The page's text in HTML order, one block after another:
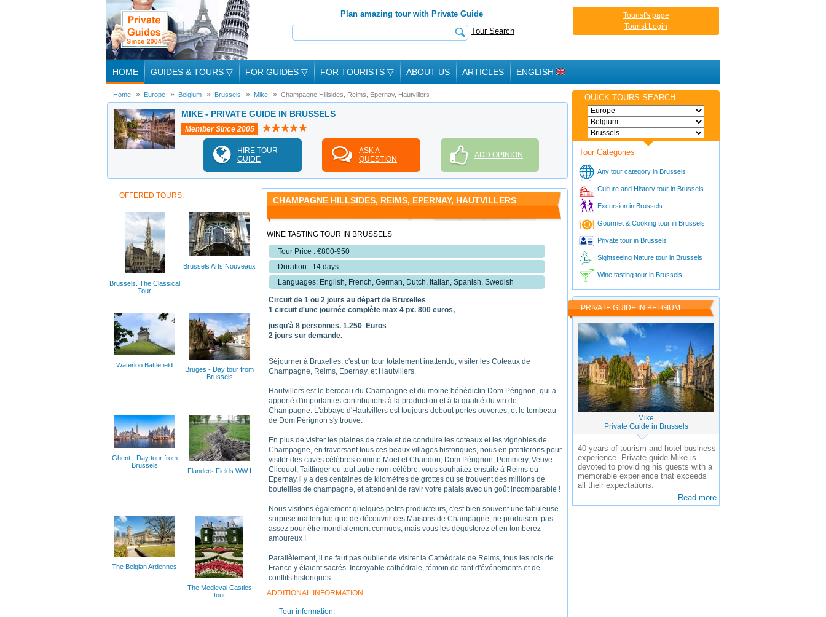
Plan amazing tour with Private Guide
Tour Search
Tourist's page
Tourist Login
HOME GUIDES & TOURS ▽ FOR GUIDES ▽ FOR TOURISTS ▽ ABOUT US ARTICLES ENGLISH
Home Europe Belgium Brussels Mike Champagne Hillsides, Reims, Epernay, Hautvillers
MIKE - PRIVATE GUIDE IN BRUSSELS
Member Since 2005
HIRE TOUR
GUIDE
ASK A
QUESTION
ADD OPINION
CHAMPAGNE HILLSIDES, REIMS, EPERNAY, HAUTVILLERS
WINE TASTING TOUR IN BRUSSELS
Tour Price : €800-950
Duration : 14 days
Languages: English, French, German, Dutch, Italian, Spanish, Swedish
Circuit de 1 ou 2 jours au départ de Bruxelles
1 circuit d'une journée complète max 4 px. 800 euros,
jusqu'à 8 personnes. 1.250 Euros
2 jours sur demande.
Séjourner à Bruxelles, c'est un tour totalement inattendu, visiter les Coteaux de
Champagne, Reims, Epernay, et Hautvillers.
Hautvillers est le berceau du Champagne et du moine bénédictin Dom Pérignon, qui a
apporté d'importantes contributions à la production et à la qualité du vin de
Champagne. L'abbaye d'Hautvillers est toujours debout portes ouvertes, et le tombeau
de Dom Pérignon s'y trouve.
En plus de visiter les plaines de craie et de conduire les coteaux et les vignobles de
Champagne, en traversant tous ces beaux villages historiques, nous en profiterons pour
visiter des caves célèbres comme Moët et Chandon, Dom Pérignon, Pommery, Veuve
Clicquot, Taittinger ou tout autre nom célèbre. vous souhaitez ensuite à Reims ou
Epernay. Il y a des centaines de kilomètres de grottes où se trouvent des millions de
bouteilles de champagne, et attendent de ravir votre palais avec un goût incomparable !
Nous visitons également quelques petits producteurs, c'est bien souvent une fabuleuse
surprise inattendue que de découvrir ces Maisons de Champagne, ne produisent pas
assez pour être mondialement connues, mais vous les dégusterez et en tomberez
amoureux !
Parallèlement, il ne faut pas oublier de visiter la Cathédrale de Reims, tous les rois de
France y étaient sacrés. Incroyable cathédrale, témoin de tant d'événements et de
conflits historiques.
ADDITIONAL INFORMATION
Tour information:
OFFERED TOURS:
Brussels. The Classical
Tour
Brussels Arts Nouveaux
Waterloo Battlefield
Bruges - Day tour from
Brussels
Ghent - Day tour from
Brussels
Flanders Fields WW I
The Belgian Ardennes
The Medieval Castles
tour
QUICK TOURS SEARCH
Tour Categories
Any tour category in Brussels
Culture and History tour in Brussels
Excursion in Brussels
Gourmet & Cooking tour in Brussels
Private tour in Brussels
Sightseeing Nature tour in Brussels
Wine tasting tour in Brussels
PRIVATE GUIDE IN BELGIUM
Mike
Private Guide in Brussels
40 years of tourism and hotel business
experience. Private guide Mike is
devoted to providing his guests with a
memorable experience that exceeds
all their expectations.
Read more